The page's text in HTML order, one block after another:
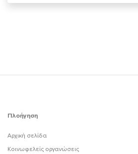
Πλοήγηση
Αρχική σελίδα
Κοινωφελείς οργανώσεις